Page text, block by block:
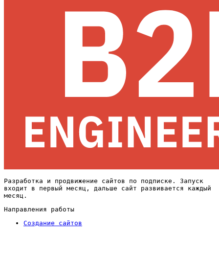
Разработка и продвижение сайтов по подписке. Запуск
входит в первый месяц, дальше сайт развивается каждый
месяц.
Направления работы
Создание сайтов